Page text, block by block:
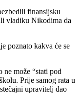
finansijsku
vladiku Nikodima da
poznato kakva će se
može “stati pod
Prije samog rata u
upravitelj dao